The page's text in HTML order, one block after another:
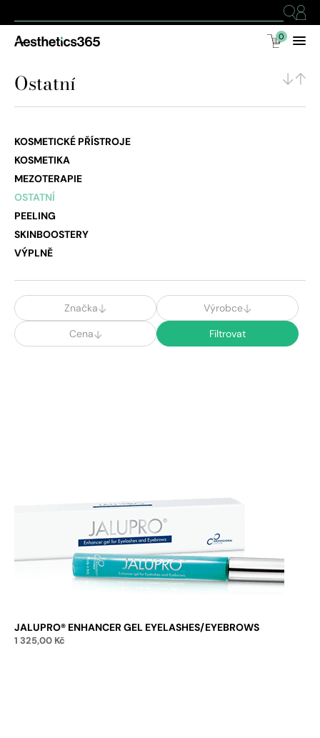
0
Ostatní
KOSMETICKÉ PŘÍSTROJE
KOSMETIKA
MEZOTERAPIE
OSTATNÍ
PEELING
SKINBOOSTERY
VÝPLNĚ
Značka
Výrobce
Cena
Filtrovat
JALUPRO® ENHANCER GEL EYELASHES/EYEBROWS
1 325,00 Kč